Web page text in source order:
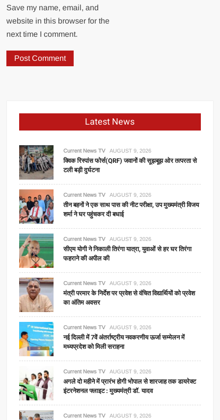
Save my name, email, and
website in this browser for the
next time I comment.
Latest News
Current News TV AUGUST 9, 2026
क्विक रिस्पांस फोर्स(QRF) जवानों की सूझबूझ ओर तत्परता से
टली बड़ी दुर्घटना
Current News TV AUGUST 9, 2026
तीन बहनों ने एक साथ पास की नीट परीक्षा, उप मुख्यमंत्री विजय
शर्मा ने घर पहुंचकर दी बधाई
Current News TV AUGUST 9, 2026
सीएम योगी ने निकाली तिरंगा यात्रा, युवाओं से हर घर तिरंगा
फहराने की अपील की
Current News TV AUGUST 9, 2026
मंत्री परमार के निर्देश पर प्रवेश से वंचित विद्यार्थियों को प्रवेश
का अंतिम अवसर
Current News TV AUGUST 9, 2026
नई दिल्ली में 7वें अंतर्राष्ट्रीय नवकरणीय ऊर्जा सम्मेलन में
मध्यप्रदेश को मिली सराहना
Current News TV AUGUST 9, 2026
अगले दो महीने में प्रारंभ होगी भोपाल से शारजाह तक डायरेक्ट
इंटरनेशनल फ्लाइट : मुख्यमंत्री डॉ. यादव
Current News TV AUGUST 9, 2026